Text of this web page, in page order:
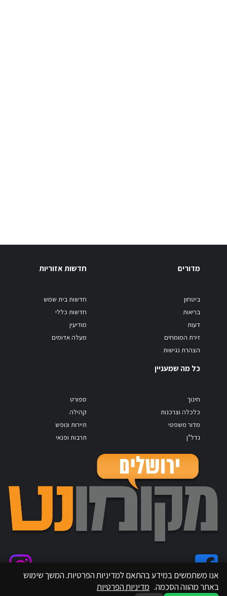
מדורים
ביטחון
בריאות
דעות
זירת המומחים
הצהרת נגישות
חדשות אזוריות
חדשות בית שמש
חדשות כללי
מודיעין
מעלה אדומים
כל מה שמעניין
חינוך
כלכלה וצרכנות
מדור משפטי
נדל"ן
ספורט
קהילה
תיירות ונופש
תרבות ופנאי
אנו משתמשים במידע בהתאם למדיניות הפרטיות. המשך שימוש
באתר מהווה הסכמה. מדיניות הפרטיות